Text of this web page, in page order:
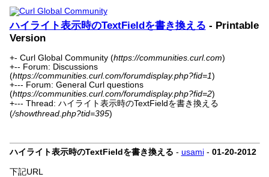
ハイライト表示時のTextFieldを書き換える - Printable
Version
+- Curl Global Community (https://communities.curl.com)
+-- Forum: Discussions
(https://communities.curl.com/forumdisplay.php?fid=1)
+--- Forum: General Curl questions
(https://communities.curl.com/forumdisplay.php?fid=2)
+--- Thread: ハイライト表示時のTextFieldを書き換える
(/showthread.php?tid=395)
ハイライト表示時のTextFieldを書き換える - usami- 01-20-2012
下記URL